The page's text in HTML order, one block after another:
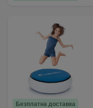
Безплатна доставка